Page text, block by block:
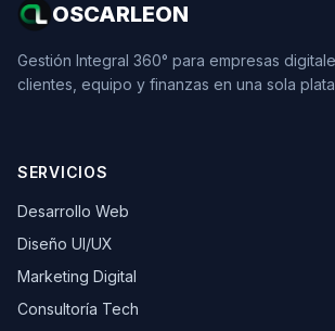
OSCARLEON
Gestión Integral 360° para empresas
clientes, equipo y finanzas en una sola
SERVICIOS
Desarrollo Web
Diseño UI/UX
Marketing Digital
Consultoría Tech